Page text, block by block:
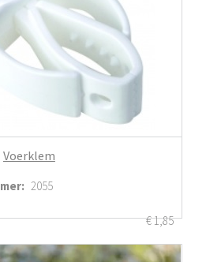
Voerklem
: 2055
€1,85